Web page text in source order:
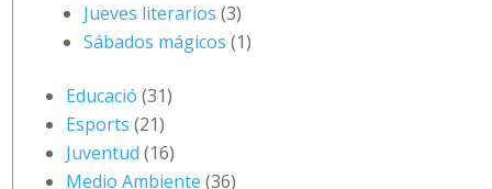
Jueves literarios (3)
Sábados mágicos (1)
Educació (31)
Esports (21)
Juventud (16)
Medio Ambiente (36)